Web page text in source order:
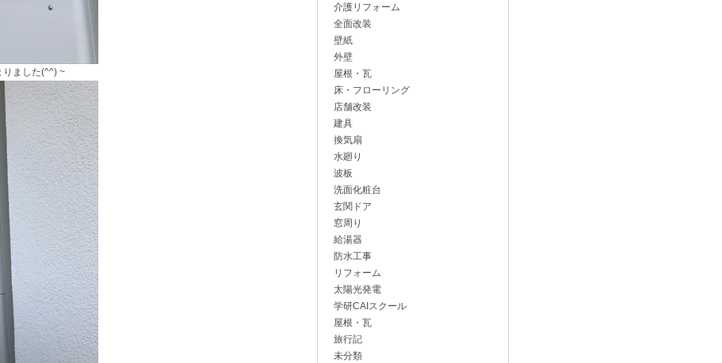
りました(^^) ~
介護リフォーム
全面改装
壁紙
外壁
屋根・瓦
床・フローリング
店舗改装
建具
換気扇
水廻り
波板
洗面化粧台
玄関ドア
窓周り
給湯器
防水工事
リフォーム
太陽光発電
学研CAIスクール
屋根・瓦
旅行記
未分類